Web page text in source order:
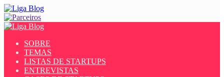
SOBRE
TEMAS
LISTAS DE STARTUPS
ENTREVISTAS